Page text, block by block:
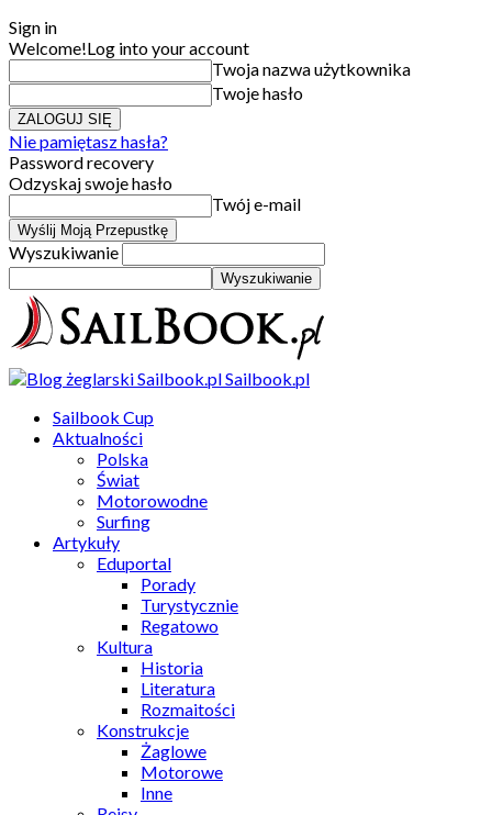
Sign in
Welcome!Log into your account
Twoja nazwa użytkownika
Twoje hasło
Nie pamiętasz hasła?
Password recovery
Odzyskaj swoje hasło
Twój e-mail
Wyszukiwanie
Sailbook.pl
Sailbook Cup
Aktualności
Polska
Świat
Motorowodne
Surfing
Artykuły
Eduportal
Porady
Turystycznie
Regatowo
Kultura
Historia
Literatura
Rozmaitości
Konstrukcje
Żaglowe
Motorowe
Inne